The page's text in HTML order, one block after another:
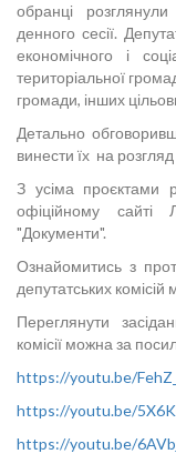
обранці
денного сесії.
економічного і
територіальної
громади, інших
Детально
винести їх на розгляд
З усіма проєктами
офіційному сайті
"Документи".
Ознайомитись з
депутатських
Переглянути
комісії можна за
https://youtu.be/
https://youtu.be/
https://youtu.be/